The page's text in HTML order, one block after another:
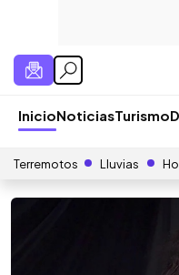
InicioNoticiasTurismo
Terremotos Lluvias